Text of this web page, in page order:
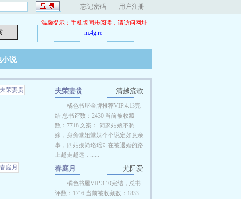
忘记密码 用户注册
温馨提示：手机版同步阅读，请访问网址
m.4g.re
小说
清越流歌
夫荣妻贵
橘色书屋金牌推荐VIP.4.13完
结 总书评数：2430 当前被收藏
数：7718 文案： 简家姑娘不愁
嫁，身旁堂姐堂妹个个说定如意亲
事，四姑娘简珞瑶却在被退婚的路
上越走越远，......
尤阡爱
春庭月
橘色书屋VIP.3.10完结，总书
评数：1716 当前被收藏数：1833